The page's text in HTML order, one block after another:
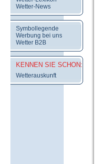
Wetter-News
Symbollegende
Werbung bei uns
Wetter B2B
KENNEN SIE SCHON:
Wetterauskunft